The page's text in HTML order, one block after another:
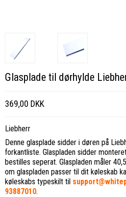
Glasplade til dørhylde
369,00 DKK
Liebherr
Denne glasplade sidder i døren på
forkantliste. Glaspladen sidder
bestilles seperat. Glaspladen måler
om glaspladen passer til dit køleskab
køleskabs typeskilt til
93887010.